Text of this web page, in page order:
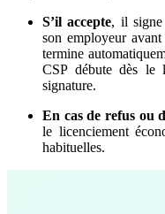
S’il accepte, il signe
son employeur
termine
CSP débute dès le
signature.
En cas de refus ou
le licenciement
habituelles.